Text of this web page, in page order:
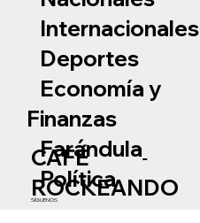
Internacionales
Deportes
Economía y
Finanzas
Farándula
Política
SÍGUENOS
CAFÉ
ROCKEANDO